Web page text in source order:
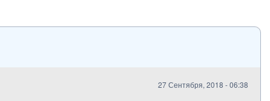
27 Сентября, 2018 - 06:38